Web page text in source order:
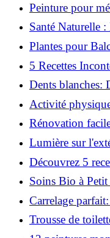
Peinture pour
possible?
Santé Naturelle
Incontournables
Plantes pour
votre Terrasse
5 Recettes
des huiles
Dents blanches:
ingrédients
Activité
compte pour
Rénovation
parquet
Lumière sur
concevoir et
Découvrez 5
vera pour votre
Soins Bio à
Chouchouter
Carrelage
facilement!
Trousse de
pour moins de